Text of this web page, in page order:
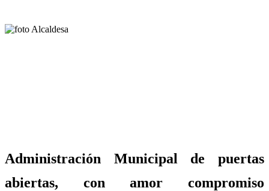
Administración Municipal de puertas
abiertas, con amor compromiso